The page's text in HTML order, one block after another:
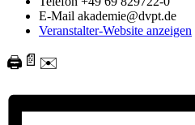
E-Mail akademie@dvpt.de
Veranstalter-Website anzeigen
🖨️ 📄 ✉️